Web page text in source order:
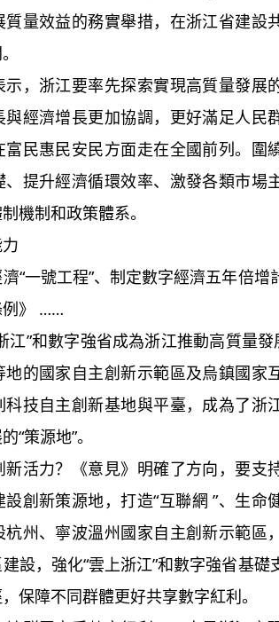
量效益的務實舉措，在浙江省建設
示，浙江要率先探索實現高質量發展
經濟增長更加協調，更好滿足人民
民惠民安民方面走在全國前列。圍
提升經濟循環效率、激發各類市場
機制和政策體系。
“一號工程”、制定數字經濟五年倍增
例》 ……
江”和數字強省成為浙江推動高質量發
的國家自主創新示範區及烏鎮國家
技自主創新基地與平臺，成為了浙
“策源地”。
活力？《意見》明確了方向，要支
創新策源地，打造“互聯網 ”、生命
州、寧波溫州國家自主創新示範區
設，強化“雲上浙江”和數字強省基礎
保障不同群體更好共享數字紅利。